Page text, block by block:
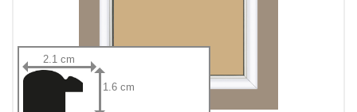
2.1 cm
1.6 cm